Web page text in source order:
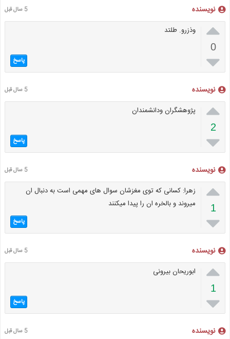
نویسنده 5 سال قبل

0

وذزرو. طلتد
پاسخ
نویسنده 5 سال قبل

2

پژوهشگران ودانشمندان
پاسخ
نویسنده 5 سال قبل

1

زهرا: کسانی که توی مغزشان سوال های مهمی است به دنبال ان
میروند و بالخره ان را پیدا میکنند
پاسخ
نویسنده 5 سال قبل

1

ابوریحان بیرونی
پاسخ
نویسنده 5 سال قبل